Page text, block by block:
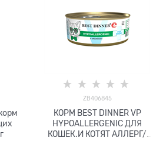
ZB406845
КОРМ BEST DINNER VP
HYPOALLERGENIC ДЛЯ
КОШЕК.И КОТЯТ АЛЛЕРГ/